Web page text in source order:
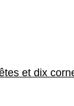
et dix